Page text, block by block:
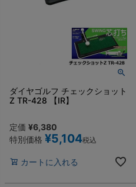
ダイヤゴルフ チェックショット
Z TR-428 【IR】
定価 ¥6,380
特別価格 ¥5,104税込
カートに入れる